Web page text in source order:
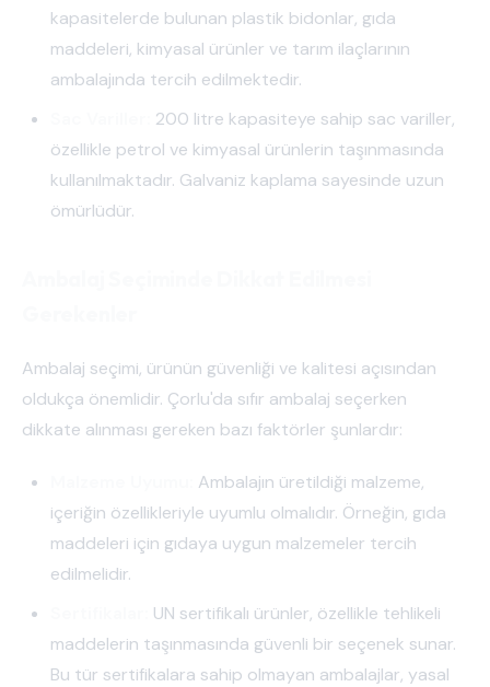
kapasitelerde bulunan plastik bidonlar, gıda
maddeleri, kimyasal ürünler ve tarım ilaçlarının
ambalajında tercih edilmektedir.
200 litre kapasiteye sahip sac variller,
özellikle petrol ve kimyasal ürünlerin taşınmasında
kullanılmaktadır. Galvaniz kaplama sayesinde uzun
ömürlüdür.
Ambalaj seçimi, ürünün güvenliği ve kalitesi açısından
oldukça önemlidir. Çorlu'da sıfır ambalaj seçerken
dikkate alınması gereken bazı faktörler şunlardır:
Ambalajın üretildiği malzeme,
içeriğin özellikleriyle uyumlu olmalıdır. Örneğin, gıda
maddeleri için gıdaya uygun malzemeler tercih
edilmelidir.
UN sertifikalı ürünler, özellikle tehlikeli
maddelerin taşınmasında güvenli bir seçenek sunar.
Bu tür sertifikalara sahip olmayan ambalajlar, yasal